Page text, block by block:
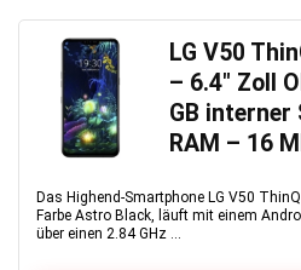
LG V50
– 6.4″ Zoll
GB interner
RAM – 16
Das Highend-Smartphone LG V50
Farbe Astro Black, läuft mit einem
über einen 2.84 GHz ...